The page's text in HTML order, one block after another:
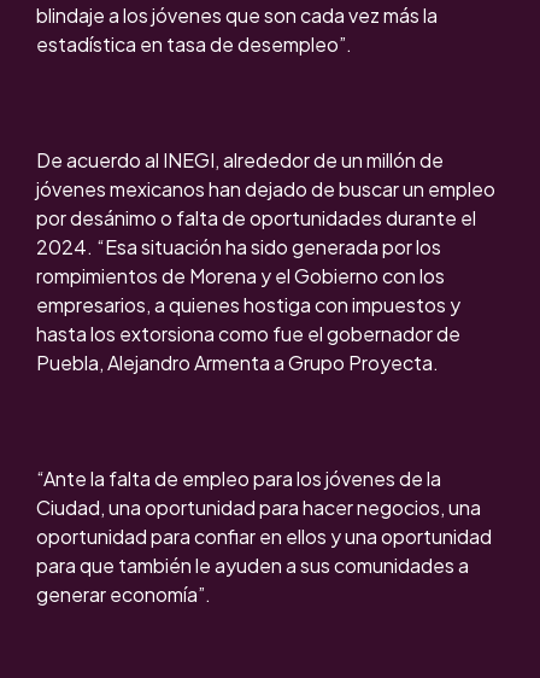
blindaje a los jóvenes que son cada vez más la
estadística en tasa de desempleo”.
De acuerdo al INEGI, alrededor de un millón de
jóvenes mexicanos han dejado de buscar un empleo
por desánimo o falta de oportunidades durante el
2024. “Esa situación ha sido generada por los
rompimientos de Morena y el Gobierno con los
empresarios, a quienes hostiga con impuestos y
hasta los extorsiona como fue el gobernador de
Puebla, Alejandro Armenta a Grupo Proyecta.
“Ante la falta de empleo para los jóvenes de la
Ciudad, una oportunidad para hacer negocios, una
oportunidad para confiar en ellos y una oportunidad
para que también le ayuden a sus comunidades a
generar economía”.